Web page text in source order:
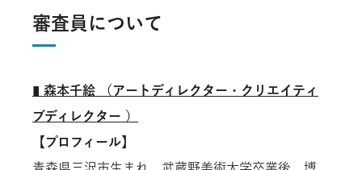
審査員について
▮森本千絵 （アートディレクター・クリエイティ
ブディレクター ）
【プロフィール】
青森県三沢市生まれ。武蔵野美術大学卒業後、博